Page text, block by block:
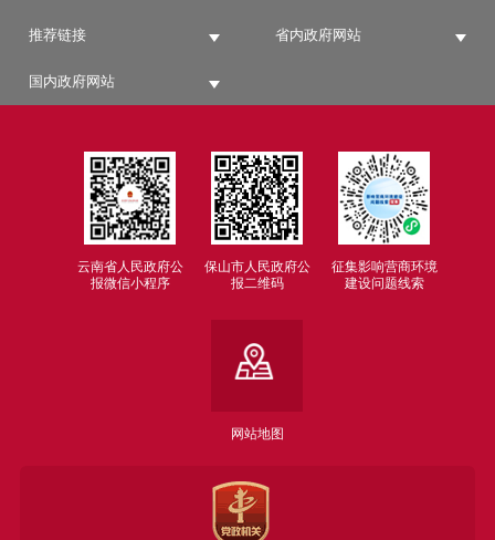
推荐链接 省内政府网站
国内政府网站
云南省人民政府公
报微信小程序
保山市人民政府公
报二维码
征集影响营商环境
建设问题线索
网站地图